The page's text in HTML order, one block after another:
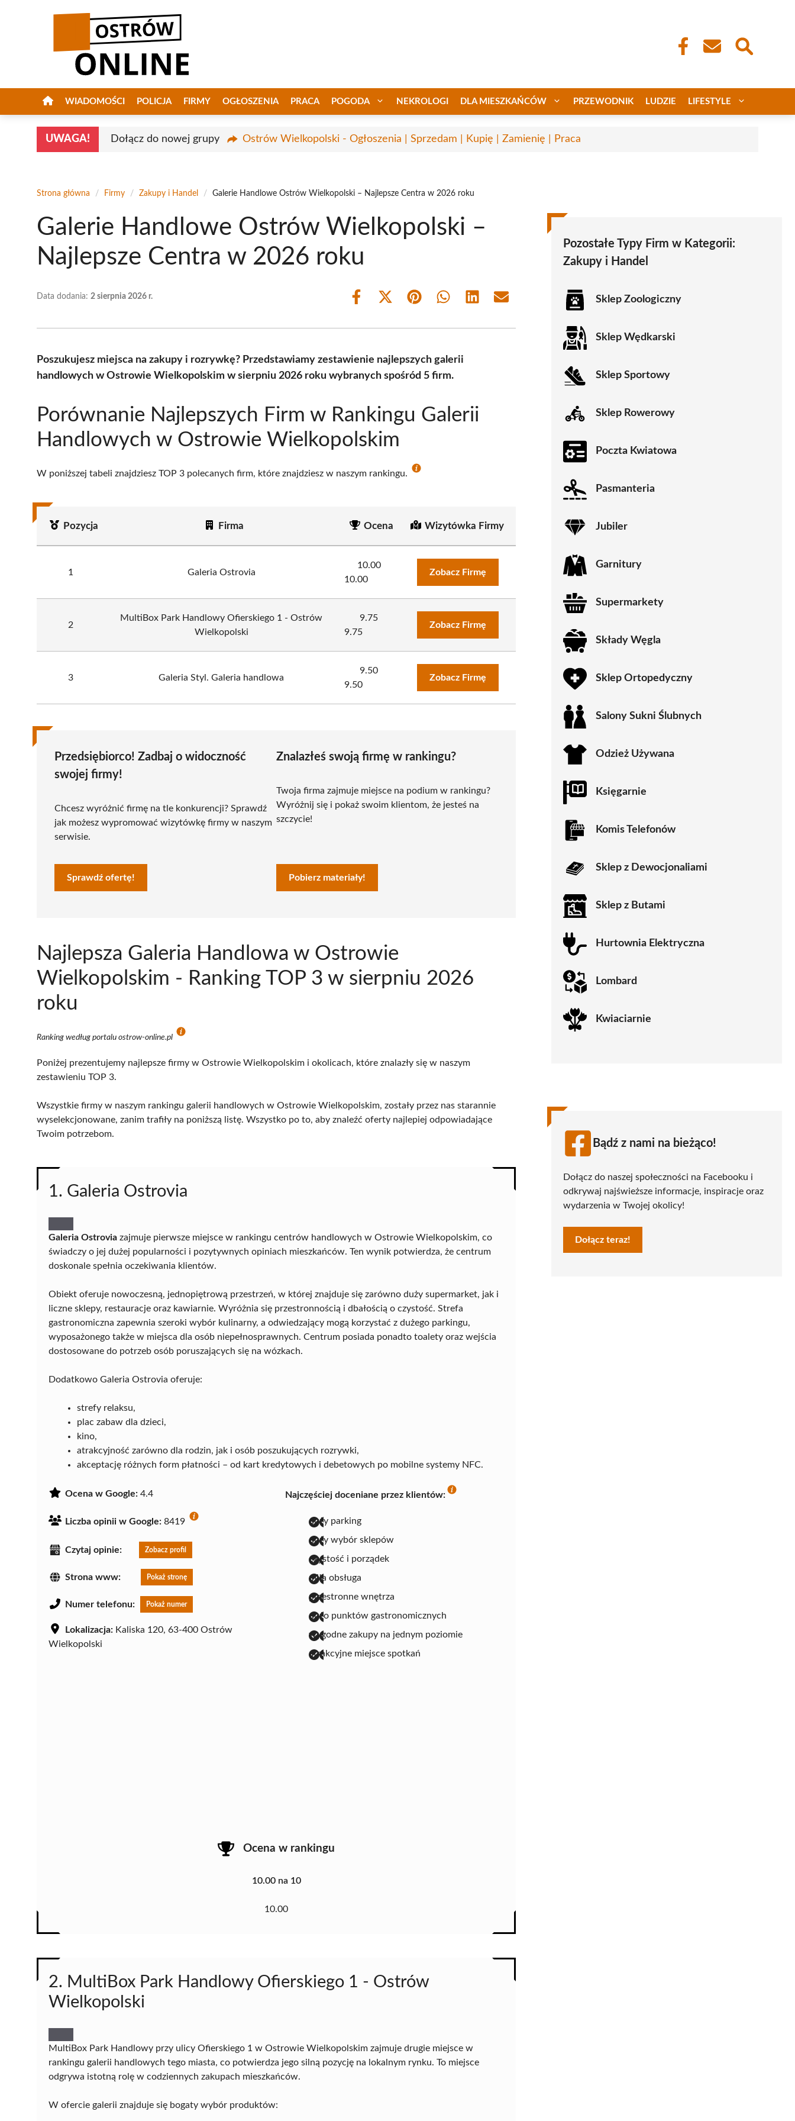
WIADOMOŚCI POLICJA FIRMY OGŁOSZENIA PRACA POGODA NEKROLOGI DLA MIESZKAŃCÓW PRZEWODNIK LUDZIE LIFESTYLE
UWAGA! Dołącz do nowej grupy Ostrów Wielkopolski - Ogłoszenia | Sprzedam | Kupię | Zamienię | Praca
Strona główna / Firmy / Zakupy i Handel / Galerie Handlowe Ostrów Wielkopolski – Najlepsze Centra w 2026 roku
Galerie Handlowe Ostrów Wielkopolski –
Najlepsze Centra w 2026 roku
Data dodania: 2 sierpnia 2026 r.
Share
Share
(Twitter)
Share Share Share Share
Poszukujesz miejsca na zakupy i rozrywkę? Przedstawiamy zestawienie najlepszych galerii
handlowych w Ostrowie Wielkopolskim w sierpniu 2026 roku wybranych spośród 5 firm.
Porównanie Najlepszych Firm w Rankingu Galerii
Handlowych w Ostrowie Wielkopolskim
W poniższej tabeli znajdziesz TOP 3 polecanych firm, które znajdziesz w naszym rankingu.
Pozycja Firma Ocena Wizytówka Firmy
1 Galeria Ostrovia
10.00
10.00
Zobacz Firmę
2
MultiBox Park Handlowy Ofierskiego 1 - Ostrów
Wielkopolski
9.75
9.75
Zobacz Firmę
3 Galeria Styl. Galeria handlowa
9.50
9.50
Zobacz Firmę
Przedsiębiorco! Zadbaj o widoczność
swojej firmy!
Chcesz wyróżnić firmę na tle konkurencji? Sprawdź
jak możesz wypromować wizytówkę firmy w naszym
serwisie.
Sprawdź ofertę!
Znalazłeś swoją firmę w rankingu?
Twoja firma zajmuje miejsce na podium w rankingu?
Wyróżnij się i pokaż swoim klientom, że jesteś na
szczycie!
Pobierz materiały!
Najlepsza Galeria Handlowa w Ostrowie
Wielkopolskim - Ranking TOP 3 w sierpniu 2026
roku
Ranking według portalu ostrow-online.pl
Poniżej prezentujemy najlepsze firmy w Ostrowie Wielkopolskim i okolicach, które znalazły się w naszym
zestawieniu TOP 3.
Wszystkie firmy w naszym rankingu galerii handlowych w Ostrowie Wielkopolskim, zostały przez nas starannie
wyselekcjonowane, zanim trafiły na poniższą listę. Wszystko po to, aby znaleźć oferty najlepiej odpowiadające
Twoim potrzebom.
1. Galeria Ostrovia
Galeria Ostrovia zajmuje pierwsze miejsce w rankingu centrów handlowych w Ostrowie Wielkopolskim, co
świadczy o jej dużej popularności i pozytywnych opiniach mieszkańców. Ten wynik potwierdza, że centrum
doskonale spełnia oczekiwania klientów.
Obiekt oferuje nowoczesną, jednopiętrową przestrzeń, w której znajduje się zarówno duży supermarket, jak i
liczne sklepy, restauracje oraz kawiarnie. Wyróżnia się przestronnością i dbałością o czystość. Strefa
gastronomiczna zapewnia szeroki wybór kulinarny, a odwiedzający mogą korzystać z dużego parkingu,
wyposażonego także w miejsca dla osób niepełnosprawnych. Centrum posiada ponadto toalety oraz wejścia
dostosowane do potrzeb osób poruszających się na wózkach.
Dodatkowo Galeria Ostrovia oferuje:
strefy relaksu,
plac zabaw dla dzieci,
kino,
atrakcyjność zarówno dla rodzin, jak i osób poszukujących rozrywki,
akceptację różnych form płatności – od kart kredytowych i debetowych po mobilne systemy NFC.
Ocena w Google: 4.4
Liczba opinii w Google: 8419
Czytaj opinie: Zobacz profil
Strona www: Pokaż stronę
Numer telefonu: Pokaż numer
Lokalizacja: Kaliska 120, 63-400 Ostrów
Wielkopolski
Najczęściej doceniane przez klientów:
duży parking
duży wybór sklepów
czystość i porządek
miła obsługa
przestronne wnętrza
dużo punktów gastronomicznych
wygodne zakupy na jednym poziomie
atrakcyjne miejsce spotkań
Ocena w rankingu
10.00 na 10
10.00
2. MultiBox Park Handlowy Ofierskiego 1 - Ostrów
Wielkopolski
MultiBox Park Handlowy przy ulicy Ofierskiego 1 w Ostrowie Wielkopolskim zajmuje drugie miejsce w
rankingu galerii handlowych tego miasta, co potwierdza jego silną pozycję na lokalnym rynku. To miejsce
odgrywa istotną rolę w codziennych zakupach mieszkańców.
W ofercie galerii znajduje się bogaty wybór produktów:
Pozostałe Typy Firm w Kategorii:
Zakupy i Handel
Sklep Zoologiczny
Sklep Wędkarski
Sklep Sportowy
Sklep Rowerowy
Poczta Kwiatowa
Pasmanteria
Jubiler
Garnitury
Supermarkety
Składy Węgla
Sklep Ortopedyczny
Salony Sukni Ślubnych
Odzież Używana
Księgarnie
Komis Telefonów
Sklep z Dewocjonaliami
Sklep z Butami
Hurtownia Elektryczna
Lombard
Kwiaciarnie
Bądź z nami na bieżąco!
Dołącz do naszej społeczności na Facebooku i
odkrywaj najświeższe informacje, inspiracje oraz
wydarzenia w Twojej okolicy!
Dołącz teraz!